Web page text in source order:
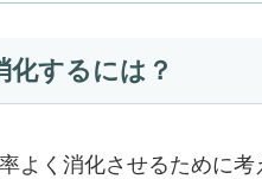
化するには？
よく消化させるために